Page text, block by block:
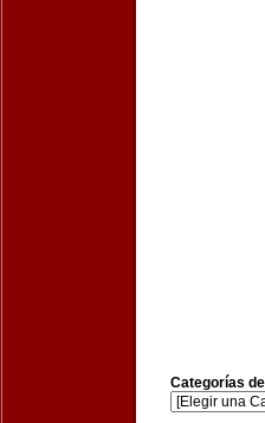
Categorías